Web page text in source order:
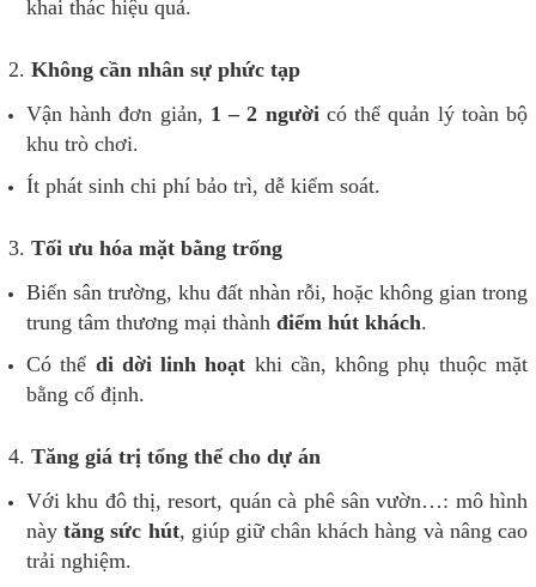
khai thác hiệu quả.
2. Không cần nhân sự phức tạp
Vận hành đơn giản, 1 – 2 ngườicó thể quản lý toàn bộ
khu trò chơi.
Ít phát sinh chi phí bảo trì, dễ kiểm soát.
3. Tối ưu hóa mặt bằng trống
Biến sân trường, khu đất nhàn rỗi, hoặc không gian trong
trung tâm thương mại thành điểm hút khách.
Có thể di dời linh hoạt khi cần, không phụ thuộc mặt
bằng cố định.
4. Tăng giá trị tổng thể cho dự án
Với khu đô thị, resort, quán cà phê sân vườn…: mô hình
nàytăng sức hút, giúp giữ chân khách hàng và nâng cao
trải nghiệm.